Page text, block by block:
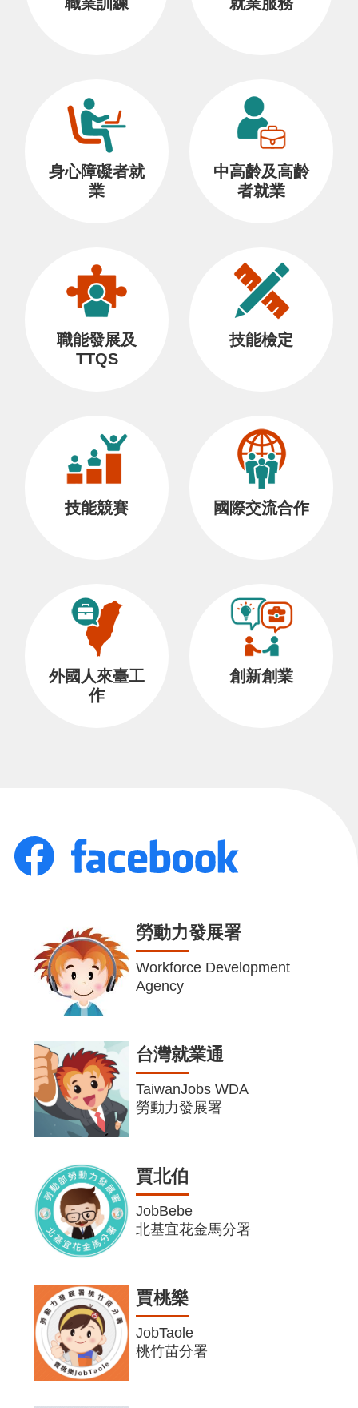
身心障礙者就
業
中高齡及高齡
者就業
職能發展及
TTQS
技能檢定
技能競賽 國際交流合作
外國人來臺工
作
創新創業
勞動力發展署
Workforce Development
Agency
台灣就業通
TaiwanJobs WDA
勞動力發展署
賈北伯
JobBebe
北基宜花金馬分署
賈桃樂
JobTaole
桃竹苗分署